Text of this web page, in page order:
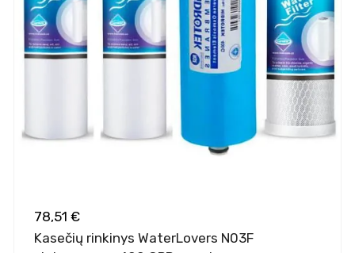
78,51 €
Kasečių rinkinys WaterLovers N03F